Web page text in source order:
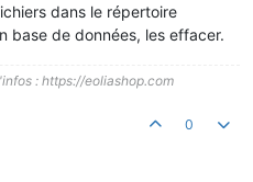
dans le répertoire
base de données, les effacer.
: https://eoliashop.com
0